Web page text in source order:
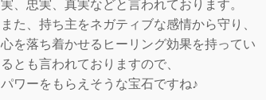
実、忠実、真実などと言われております。
また、持ち主をネガティブな感情から守り、
心を落ち着かせるヒーリング効果を持ってい
るとも言われておりますので、
パワーをもらえそうな宝石ですね♪